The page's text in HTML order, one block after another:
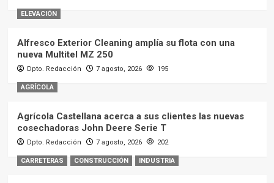
ELEVACIÓN
Alfresco Exterior Cleaning amplía su flota con una
nueva Multitel MZ 250
Dpto. Redacción 7 agosto, 2026 195
AGRÍCOLA
Agrícola Castellana acerca a sus clientes las nuevas
cosechadoras John Deere Serie T
Dpto. Redacción 7 agosto, 2026 202
CARRETERAS CONSTRUCCIÓN INDUSTRIA